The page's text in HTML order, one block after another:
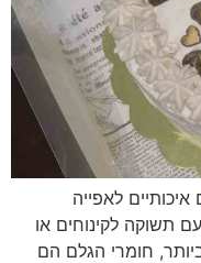
לאפייה
תשוקה לקינוחים או
חומרי הגלם הם